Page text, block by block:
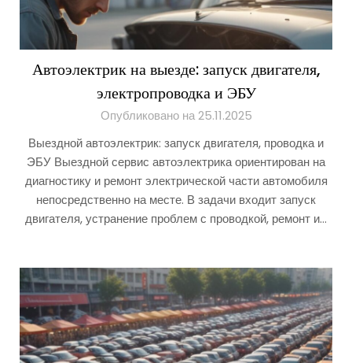
Автоэлектрик на выезде: запуск двигателя,
электропроводка и ЭБУ
Опубликовано на 25.11.2025
Выездной автоэлектрик: запуск двигателя, проводка и
ЭБУ Выездной сервис автоэлектрика ориентирован на
диагностику и ремонт электрической части автомобиля
непосредственно на месте. В задачи входит запуск
двигателя, устранение проблем с проводкой, ремонт и…